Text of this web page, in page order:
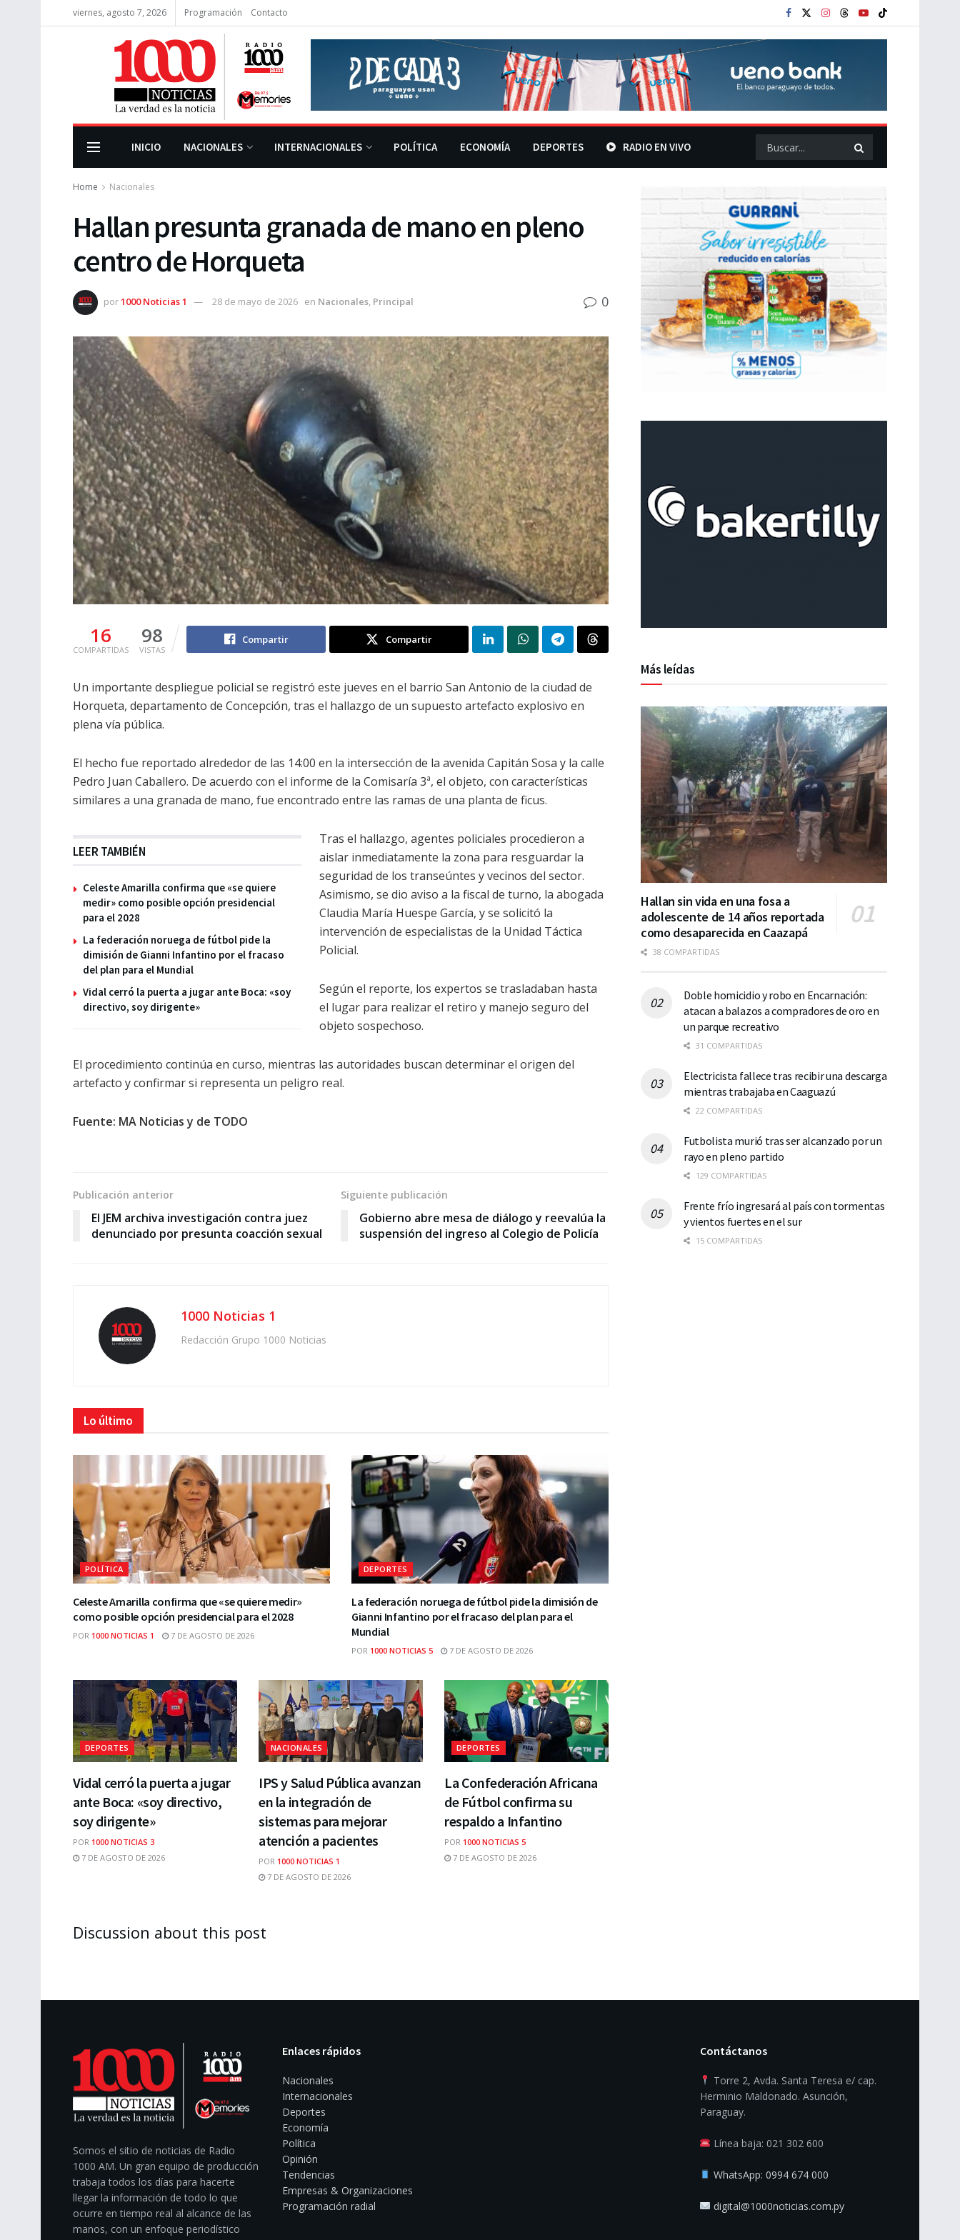
viernes, agosto 7, 2026 Programación Contacto
INICIO NACIONALES INTERNACIONALES POLÍTICA ECONOMÍA DEPORTES RADIO EN VIVO
Home Nacionales
Hallan presunta granada de mano en pleno
centro de Horqueta
por1000 Noticias 1 28 de mayo de 2026 en Nacionales, Principal 0
16
COMPARTIDAS
98
VISTAS
Compartir Compartir
Un importante despliegue policial se registró este jueves en el barrio San Antonio de la ciudad de
Horqueta, departamento de Concepción, tras el hallazgo de un supuesto artefacto explosivo en
plena vía pública.
El hecho fue reportado alrededor de las 14:00 en la intersección de la avenida Capitán Sosa y la calle
Pedro Juan Caballero. De acuerdo con el informe de la Comisaría 3ª, el objeto, con características
similares a una granada de mano, fue encontrado entre las ramas de una planta de ficus.
LEER TAMBIÉN
Celeste Amarilla confirma que «se quiere
medir» como posible opción presidencial
para el 2028
La federación noruega de fútbol pide la
dimisión de Gianni Infantino por el fracaso
del plan para el Mundial
Vidal cerró la puerta a jugar ante Boca: «soy
directivo, soy dirigente»
Tras el hallazgo, agentes policiales procedieron a
aislar inmediatamente la zona para resguardar la
seguridad de los transeúntes y vecinos del sector.
Asimismo, se dio aviso a la fiscal de turno, la abogada
Claudia María Huespe García, y se solicitó la
intervención de especialistas de la Unidad Táctica
Policial.
Según el reporte, los expertos se trasladaban hasta
el lugar para realizar el retiro y manejo seguro del
objeto sospechoso.
El procedimiento continúa en curso, mientras las autoridades buscan determinar el origen del
artefacto y confirmar si representa un peligro real.
Fuente: MA Noticias y de TODO
Publicación anterior
El JEM archiva investigación contra juez
denunciado por presunta coacción sexual
Siguiente publicación
Gobierno abre mesa de diálogo y reevalúa la
suspensión del ingreso al Colegio de Policía
1000 Noticias 1
Redacción Grupo 1000 Noticias
Lo último
POLÍTICA
Celeste Amarilla confirma que «se quiere medir»
como posible opción presidencial para el 2028
POR 1000 NOTICIAS 1 7 DE AGOSTO DE 2026
DEPORTES
La federación noruega de fútbol pide la dimisión de
Gianni Infantino por el fracaso del plan para el
Mundial
POR 1000 NOTICIAS 5 7 DE AGOSTO DE 2026
DEPORTES
Vidal cerró la puerta a jugar
ante Boca: «soy directivo,
soy dirigente»
POR 1000 NOTICIAS 3
7 DE AGOSTO DE 2026
NACIONALES
IPS y Salud Pública avanzan
en la integración de
sistemas para mejorar
atención a pacientes
POR 1000 NOTICIAS 1
7 DE AGOSTO DE 2026
DEPORTES
La Confederación Africana
de Fútbol confirma su
respaldo a Infantino
POR 1000 NOTICIAS 5
7 DE AGOSTO DE 2026
Discussion about this post
Más leídas
Hallan sin vida en una fosa a
adolescente de 14 años reportada
como desaparecida en Caazapá
38 COMPARTIDAS
Doble homicidio y robo en Encarnación:
atacan a balazos a compradores de oro en
un parque recreativo
31 COMPARTIDAS
Electricista fallece tras recibir una descarga
mientras trabajaba en Caaguazú
22 COMPARTIDAS
Futbolista murió tras ser alcanzado por un
rayo en pleno partido
129 COMPARTIDAS
Frente frío ingresará al país con tormentas
y vientos fuertes en el sur
15 COMPARTIDAS
Somos el sitio de noticias de Radio
1000 AM. Un gran equipo de producción
trabaja todos los días para hacerte
llegar la información de todo lo que
ocurre en tiempo real al alcance de las
manos, con un enfoque periodístico
Enlaces rápidos
Nacionales
Internacionales
Deportes
Economía
Política
Opinión
Tendencias
Empresas & Organizaciones
Programación radial
Contáctanos
Torre 2, Avda. Santa Teresa e/ cap.
Herminio Maldonado. Asunción,
Paraguay.
Línea baja: 021 302 600
WhatsApp: 0994 674 000
digital@1000noticias.com.py